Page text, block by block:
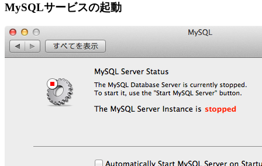
MySQLサービスの起動